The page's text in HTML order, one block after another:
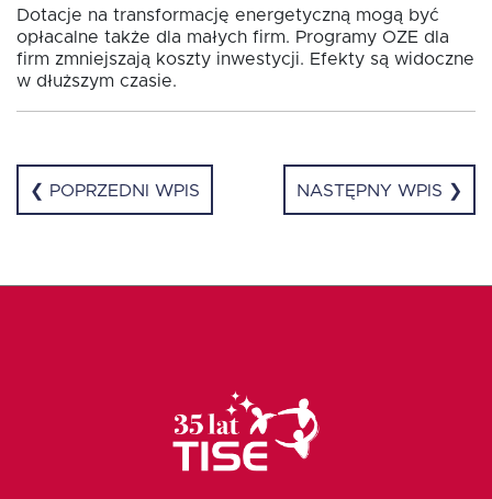
Dotacje na transformację energetyczną mogą być
opłacalne także dla małych firm. Programy OZE dla
firm zmniejszają koszty inwestycji. Efekty są widoczne
w dłuższym czasie.
❮ POPRZEDNI WPIS NASTĘPNY WPIS ❯